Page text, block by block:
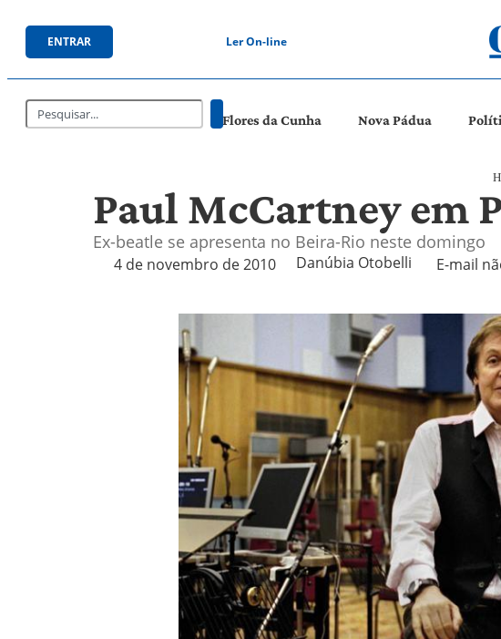
ENTRAR Ler On-line
Flores da Cunha Nova Pádua
Paul McCartney em
Ex-beatle se apresenta no Beira-Rio neste domingo
4 de novembro de 2010 Danúbia Otobelli  E-mail